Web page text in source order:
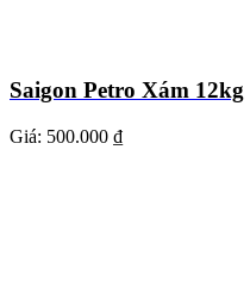
Saigon Petro Xám 12kg
Giá: 500.000 ₫